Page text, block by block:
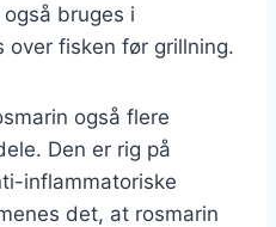
bruges i
over fisken før grillning.
også flere
Den er rig på
inflammatoriske
det, at rosmarin